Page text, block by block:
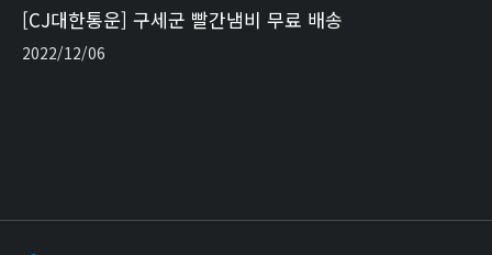
[CJ대한통운] 구세군 빨간냄비 무료 배송
2022/12/06